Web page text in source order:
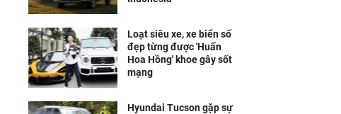
Loạt siêu xe, xe biển số
đẹp từng được 'Huấn
Hoa Hồng' khoe gây sốt
mạng
Hyundai Tucson gặp sự